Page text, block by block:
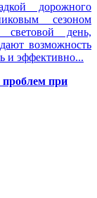
дорожного
сезоном
световой день,
возможность
и эффективно...
проблем при